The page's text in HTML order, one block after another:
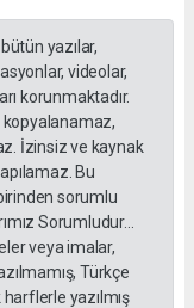
yazılar,
videolar,
korunmaktadır.
kopyalanamaz,
İzinsiz ve kaynak
Bu
sorumlu
Sorumludur...
veya imalar,
Türkçe
yazılmış